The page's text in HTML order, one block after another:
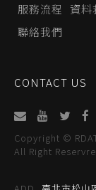
服務流程 資料
聯絡我們
CONTACT US
Copyright ©
All Right